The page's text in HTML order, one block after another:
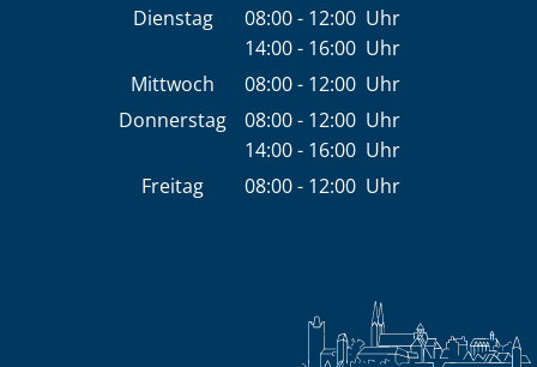
Von 14:00 bis 18:00 Uhr
Dienstag 08:00- 12:00 Uhr
Von 08:00 bis 12:00 Uhr
14:00- 16:00 Uhr
Von 14:00 bis 16:00 Uhr
Mittwoch 08:00- 12:00 Uhr
Von 08:00 bis 12:00 Uhr
Donnerstag 08:00- 12:00 Uhr
Von 08:00 bis 12:00 Uhr
14:00- 16:00 Uhr
Von 14:00 bis 16:00 Uhr
Freitag 08:00- 12:00 Uhr